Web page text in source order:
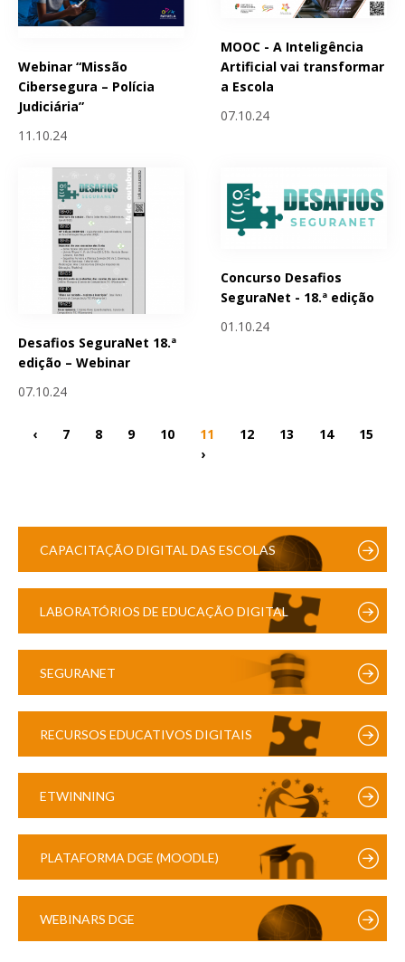
Webinar “Missão
Cibersegura – Polícia
Judiciária”
11.10.24
MOOC - A Inteligência
Artificial vai transformar
a Escola
07.10.24
Desafios SeguraNet 18.ª
edição – Webinar
07.10.24
Concurso Desafios
SeguraNet - 18.ª edição
01.10.24
‹ 7 8 9 10 11 12 13 14
15
›
CAPACITAÇÃO DIGITAL DAS ESCOLAS
LABORATÓRIOS DE EDUCAÇÃO DIGITAL
SEGURANET
RECURSOS EDUCATIVOS DIGITAIS
ETWINNING
PLATAFORMA DGE (MOODLE)
WEBINARS DGE